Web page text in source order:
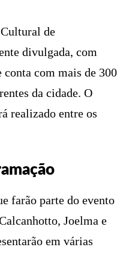
de
divulgada, com
conta com mais de 300
da cidade. O
realizado entre os
farão parte do evento
Joelma e
em várias